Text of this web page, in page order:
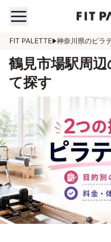
FIT PALETTE 神奈川県のピラ
鶴見市場駅周
て探す